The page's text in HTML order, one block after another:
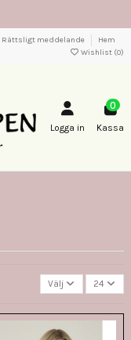
Rättsligt meddelande
Hem
Wishlist (0)
Logga in
0
Kassa
Välj 24